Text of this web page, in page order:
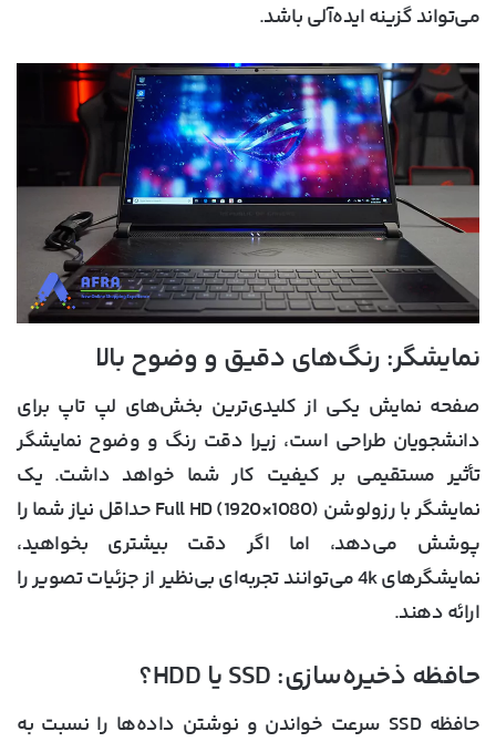
می‌تواند گزینه ایده‌آلی باشد.
نمایشگر: رنگ‌های دقیق و وضوح بالا
صفحه نمایش یکی از کلیدی‌ترین بخش‌های لپ تاپ برای
دانشجویان طراحی است، زیرا دقت رنگ و وضوح نمایشگر
تأثیر مستقیمی بر کیفیت کار شما خواهد داشت. یک
نمایشگر با رزولوشن Full HD (1920×1080) حداقل نیاز شما را
پوشش می‌دهد، اما اگر دقت بیشتری بخواهید،
نمایشگرهای 4k می‌توانند تجربه‌ای بی‌نظیر از جزئیات تصویر را
ارائه دهند.
حافظه ذخیره‌سازی: SSD یا HDD؟
حافظه SSD سرعت خواندن و نوشتن داده‌ها را نسبت به